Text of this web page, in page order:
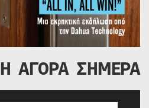
Η ΑΓΟΡΑ ΣΗΜΕΡΑ